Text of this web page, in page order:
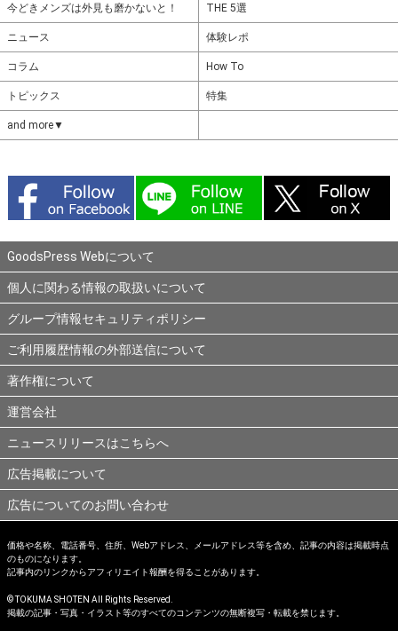
今どきメンズは外見も磨かないと！ THE 5選
ニュース 体験レポ
コラム How To
トピックス 特集
and more▼
GoodsPress Webについて
個人に関わる情報の取扱いについて
グループ情報セキュリティポリシー
ご利用履歴情報の外部送信について
著作権について
運営会社
ニュースリリースはこちらへ
広告掲載について
広告についてのお問い合わせ
価格や名称、電話番号、住所、Webアドレス、メールアドレス等を含め、記事の内容は掲載時点
のものになります。
記事内のリンクからアフィリエイト報酬を得ることがあります。
© TOKUMA SHOTEN All Rights Reserved.
掲載の記事・写真・イラスト等のすべてのコンテンツの無断複写・転載を禁じます。